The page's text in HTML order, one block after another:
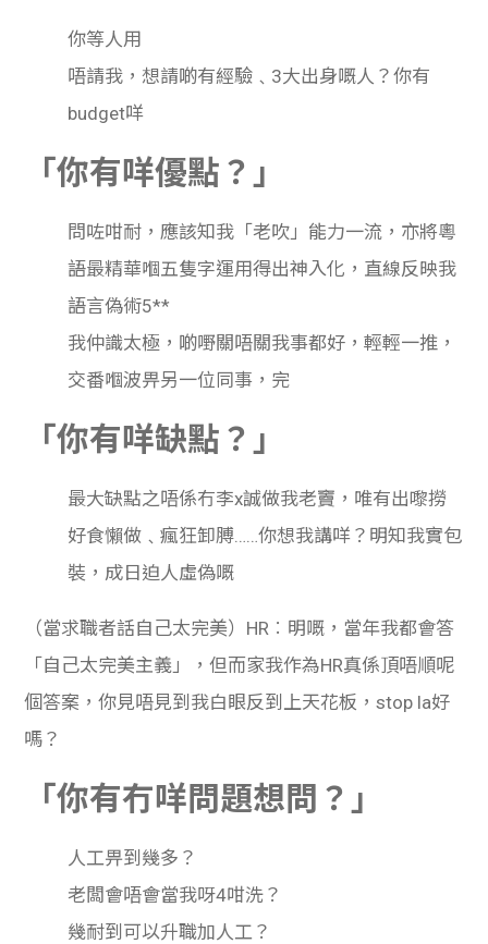
你等人用
唔請我，想請啲有經驗﹑3大出身嘅人？你有
budget咩
「你有咩優點？」
問咗咁耐，應該知我「老吹」能力一流，亦將粵
語最精華嗰五隻字運用得出神入化，直線反映我
語言偽術5**
我仲識太極，啲嘢關唔關我事都好，輕輕一推，
交番嗰波畀另一位同事，完
「你有咩缺點？」
最大缺點之唔係冇李x誠做我老竇，唯有出嚟撈
好食懶做﹑瘋狂卸膊……你想我講咩？明知我實包
裝，成日迫人虛偽嘅
（當求職者話自己太完美）HR︰明嘅，當年我都會答
「自己太完美主義」，但而家我作為HR真係頂唔順呢
個答案，你見唔見到我白眼反到上天花板，stop la好
嗎？
「你有冇咩問題想問？」
人工畀到幾多？
老闆會唔會當我呀4咁洗？
幾耐到可以升職加人工？